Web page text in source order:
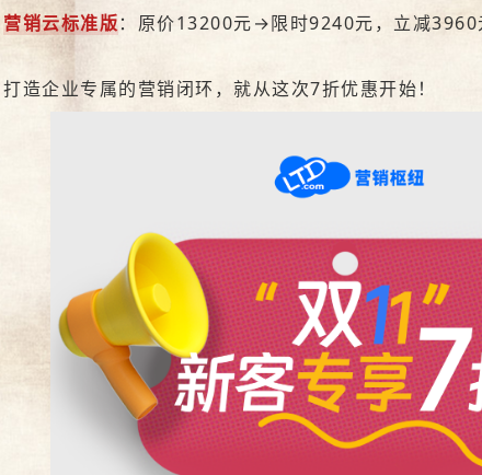
营销云标准版：原价13200元→限时9240元，立减3960
打造企业专属的营销闭环，就从这次7折优惠开始！